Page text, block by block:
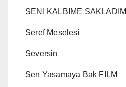
SENI KALBIME SAKLADIM
Seref Meselesi
Seversin
Sen Yasamaya Bak FILM